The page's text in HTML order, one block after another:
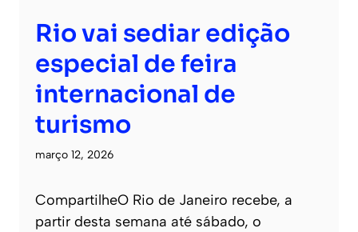
Rio vai sediar edição
especial de feira
internacional de
turismo
março 12, 2026
CompartilheO Rio de Janeiro recebe, a
partir desta semana até sábado, o